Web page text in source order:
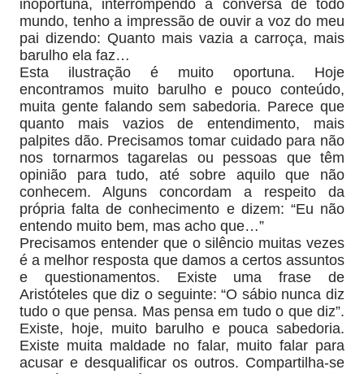
inoportuna, interrompendo a conversa de todo
mundo, tenho a impressão de ouvir a voz do meu
pai dizendo: Quanto mais vazia a carroça, mais
barulho ela faz…
Esta ilustração é muito oportuna. Hoje
encontramos muito barulho e pouco conteúdo,
muita gente falando sem sabedoria. Parece que
quanto mais vazios de entendimento, mais
palpites dão. Precisamos tomar cuidado para não
nos tornarmos tagarelas ou pessoas que têm
opinião para tudo, até sobre aquilo que não
conhecem. Alguns concordam a respeito da
própria falta de conhecimento e dizem: “Eu não
entendo muito bem, mas acho que…”
Precisamos entender que o silêncio muitas vezes
é a melhor resposta que damos a certos assuntos
e questionamentos. Existe uma frase de
Aristóteles que diz o seguinte: “O sábio nunca diz
tudo o que pensa. Mas pensa em tudo o que diz”.
Existe, hoje, muito barulho e pouca sabedoria.
Existe muita maldade no falar, muito falar para
acusar e desqualificar os outros. Compartilha-se